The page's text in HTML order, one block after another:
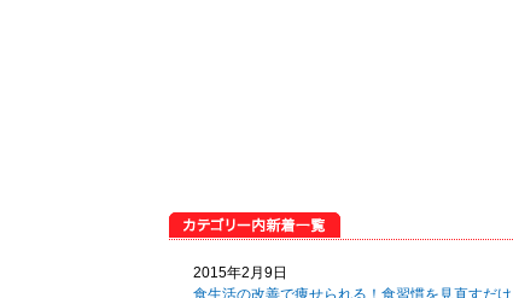
2015年2月9日
食生活の改善で痩せられる！食習慣を見直すだけ